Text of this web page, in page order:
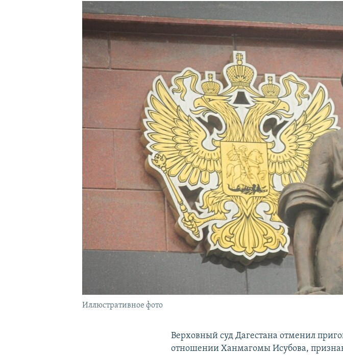
ПОДПИШИТЕСЬ НА РАССЫЛКУ
Иллюстративное фото
Верховный суд Дагестана отменил
отношении Ханмагомы Исубова,